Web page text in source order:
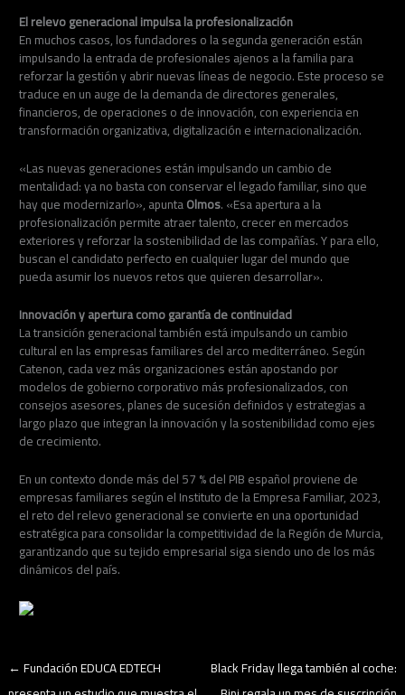
El relevo generacional impulsa la profesionalización
En muchos casos, los fundadores o la segunda generación están
impulsando la entrada de profesionales ajenos a la familia para
reforzar la gestión y abrir nuevas líneas de negocio. Este proceso se
traduce en un auge de la demanda de directores generales,
financieros, de operaciones o de innovación, con experiencia en
transformación organizativa, digitalización e internacionalización.
«Las nuevas generaciones están impulsando un cambio de
mentalidad: ya no basta con conservar el legado familiar, sino que
hay que modernizarlo», apuntaOlmos. «Esa apertura a la
profesionalización permite atraer talento, crecer en mercados
exteriores y reforzar la sostenibilidad de las compañías. Y para ello,
buscan el candidato perfecto en cualquier lugar del mundo que
pueda asumir los nuevos retos que quieren desarrollar».
Innovación y apertura como garantía de continuidad
La transición generacional también está impulsando un cambio
cultural en las empresas familiares del arco mediterráneo. Según
Catenon, cada vez más organizaciones están apostando por
modelos de gobierno corporativo más profesionalizados, con
consejos asesores, planes de sucesión definidos y estrategias a
largo plazo que integran la innovación y la sostenibilidad como ejes
de crecimiento.
En un contexto donde más del 57 % del PIB español proviene de
empresas familiares según el Instituto de la Empresa Familiar, 2023,
el reto del relevo generacional se convierte en una oportunidad
estratégica para consolidar la competitividad de la Región de Murcia,
garantizando que su tejido empresarial siga siendo uno de los más
dinámicos del país.
←Fundación EDUCA EDTECH
Black Friday llega también al coche: